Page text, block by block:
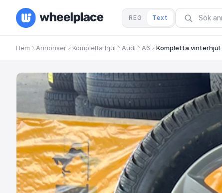
REG Text
Hem Annonser Kompletta hjul Audi A6 Kompletta vinterhjul